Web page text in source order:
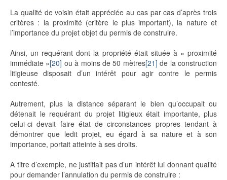
La qualité de voisin était appréciée au cas par cas d’après trois
critères : la proximité (critère le plus important), la nature et
l’importance du projet objet du permis de construire.
Ainsi, un requérant dont la propriété était située à « proximité
immédiate »[20] ou à moins de 50 mètres[21] de la construction
litigieuse disposait d’un intérêt pour agir contre le permis
contesté.
Autrement, plus la distance séparant le bien qu’occupait ou
détenait le requérant du projet litigieux était importante, plus
celui-ci devait faire état de circonstances propres tendant à
démontrer que ledit projet, eu égard à sa nature et à son
importance, portait atteinte à ses droits.
A titre d’exemple, ne justifiait pas d’un intérêt lui donnant qualité
pour demander l’annulation du permis de construire :